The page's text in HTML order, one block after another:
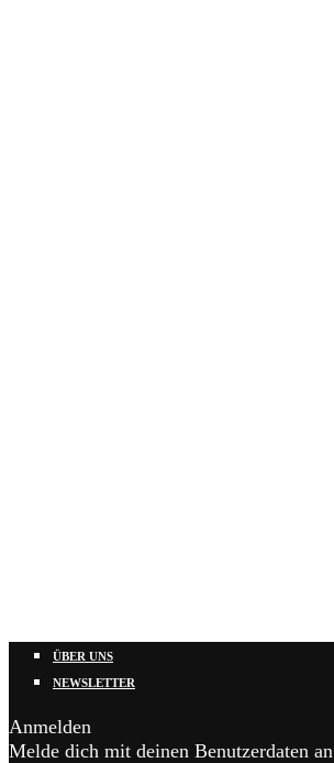
ÜBER UNS
NEWSLETTER
Anmelden
Melde dich mit deinen Benutzerdaten an